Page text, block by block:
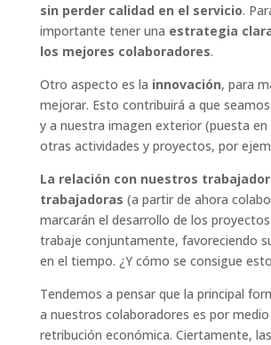
sin perder calidad en el servicio.
importante tener una estrategia
los mejores colaboradores.
Otro aspecto es la innovación, para
mejorar. Esto contribuirá a que
y a nuestra imagen exterior (puesta en
otras actividades y proyectos, por
La relación con nuestros
trabajadoras (a partir de ahora
marcarán el desarrollo de los
trabaje conjuntamente, favoreciendo
en el tiempo. ¿Y cómo se consigue
Tendemos a pensar que la principal
a nuestros colaboradores es por medio
retribución económica. Ciertamente,